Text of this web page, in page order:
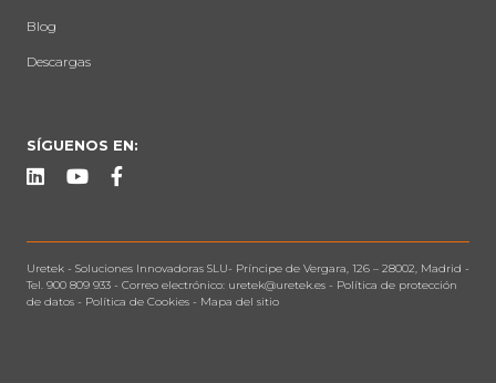
Blog
Descargas
SÍGUENOS EN:
Uretek - Soluciones Innovadoras SLU- Príncipe de Vergara, 126 – 28002, Madrid -
Tel. 900 809 933 - Correo electrónico: uretek@uretek.es - Política de protección
de datos - Política de Cookies - Mapa del sitio